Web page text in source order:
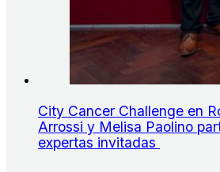
City Cancer Challenge en
Arrossi y Melisa Paolino
expertas invitadas